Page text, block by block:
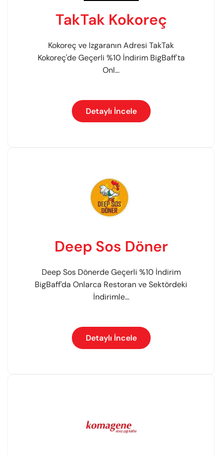
TakTak Kokoreç
Kokoreç ve Izgaranın Adresi TakTak
Kokoreç'de Geçerli %10 İndirim BigBaff'ta
Onl...
Detaylı İncele
Deep Sos Döner
Deep Sos Dönerde Geçerli %10 İndirim
BigBaff'da Onlarca Restoran ve Sektördeki
İndirimle...
Detaylı İncele